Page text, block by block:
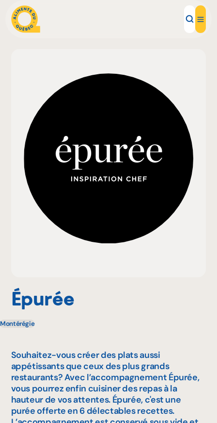
Aliments d'ici
Recettes
Inspirations d'ici
Restaurants
Institutions
À propos
Épurée
Montérégie
Souhaitez-vous créer des plats aussi
appétissants que ceux des plus grands
restaurants? Avec l’accompagnement Épurée,
vous pourrez enfin cuisiner des repas à la
hauteur de vos attentes. Épurée, c'est une
purée offerte en 6 délectables recettes.